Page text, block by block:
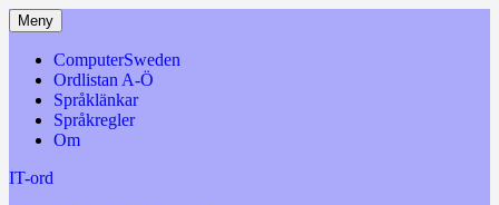
Hoppa
till
innehåll
Meny
ComputerSweden
Ordlistan A-Ö
Språklänkar
Språkregler
Om
IT-ord